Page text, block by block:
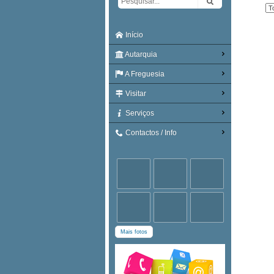
Início
Autarquia
A Freguesia
Visitar
Serviços
Contactos / Info
Mais fotos